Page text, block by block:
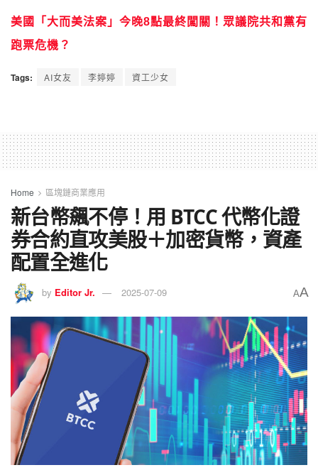
美國「大而美法案」今晚8點最終闖關！眾議院共和黨有
跑票危機？
Tags: AI女友 李婷婷 資工少女
Home 區塊鏈商業應用
新台幣飆不停！用 BTCC 代幣化證
券合約直攻美股＋加密貨幣，資產
配置全進化
by Editor Jr. 2025-07-09 AA